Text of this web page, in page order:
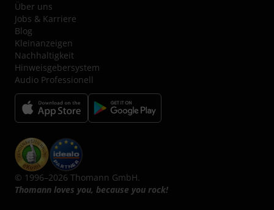
Über uns
Jobs & Karriere
Blog
Kleinanzeigen
Nachhaltigkeit
Hinweisgebersystem
Audio Professionell
© 1996–2026 Thomann GmbH.
Thomann loves you, because you rock!